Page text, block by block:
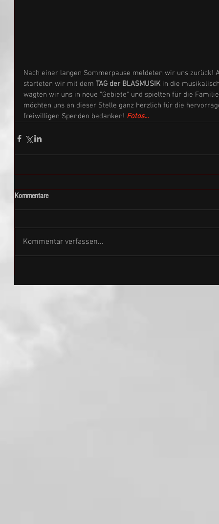
Nach einer langen Sommerpause meldeten wir uns zurück!
starteten wir mit dem TAG der BLASMUSIK in die
wagten wir uns in neue "Gebiete" und spielten für die
möchten uns an dieser Stelle ganz herzlich für die
freiwilligen Spenden bedanken! Fotos...
Kommentare
Kommentar verfassen...